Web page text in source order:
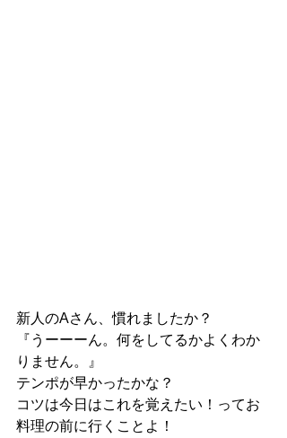
新人のAさん、慣れましたか？
『うーーーん。何をしてるかよくわか
りません。』
テンポが早かったかな？
コツは今日はこれを覚えたい！ってお
料理の前に行くことよ！